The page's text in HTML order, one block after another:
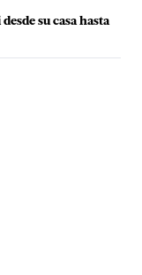
su casa hasta